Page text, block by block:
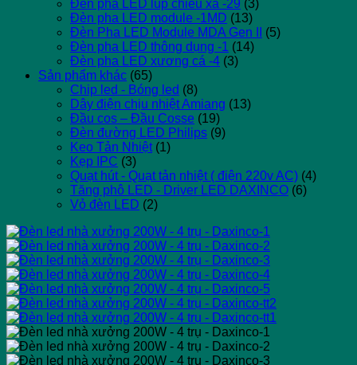
Đèn pha LED lúp chiếu xa -29 (3)
Đèn pha LED module -1MD (13)
Đèn Pha LED Module MDA Gen II
(5)
Đèn pha LED thông dụng -1 (14)
Đèn pha LED xương cá -4 (3)
Sản phẩm khác (65)
Chip led - Bóng led (8)
Dây điện chịu nhiệt Amiang (13)
Đầu cos – Đầu Cosse (19)
Đèn đường LED Philips (9)
Keo Tản Nhiệt (1)
Kẹp IPC (3)
Quạt hút - Quạt tản nhiệt ( điện 220v AC) (4)
Tăng phô LED - Driver LED DAXINCO (6)
Vỏ đèn LED (2)